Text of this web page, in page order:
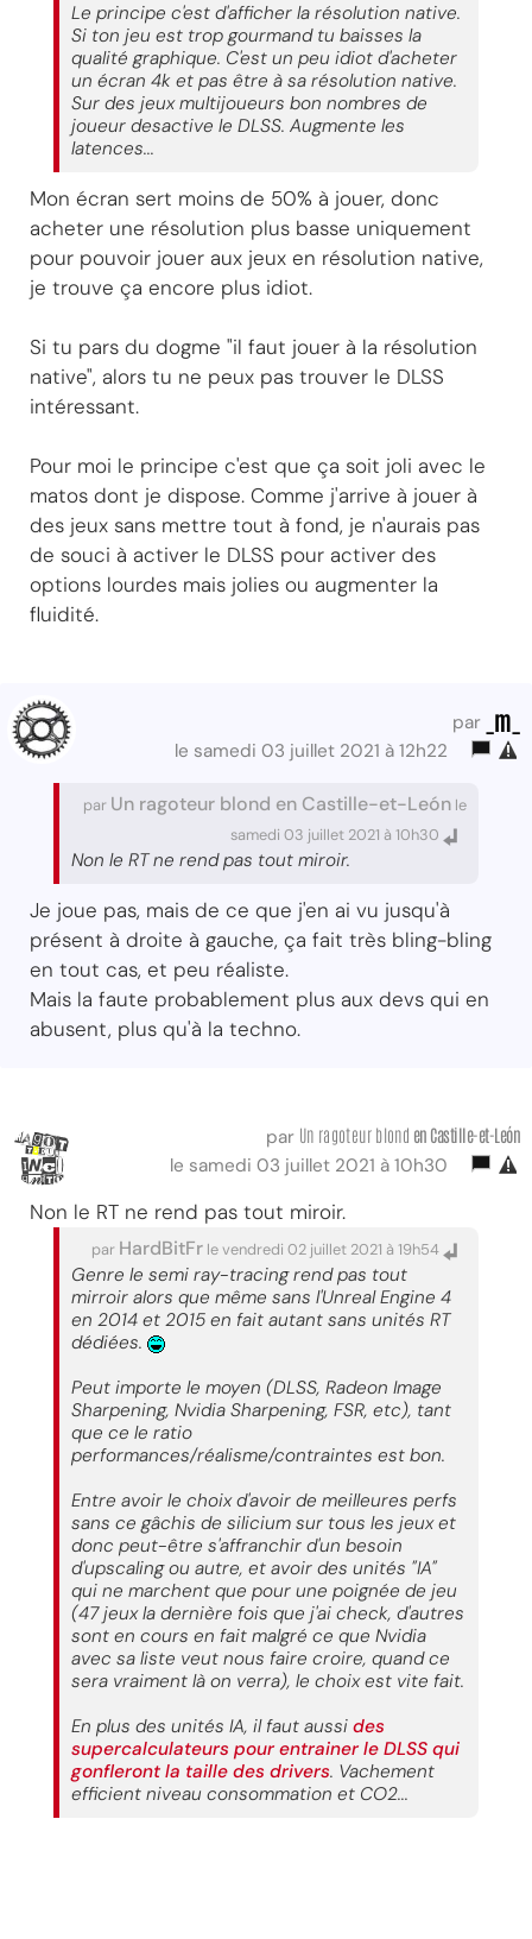
Le principe c'est d'afficher la résolution native.
Si ton jeu est trop gourmand tu baisses la
qualité graphique. C'est un peu idiot d'acheter
un écran 4k et pas être à sa résolution native.
Sur des jeux multijoueurs bon nombres de
joueur desactive le DLSS. Augmente les
latences...
Mon écran sert moins de 50% à jouer, donc
acheter une résolution plus basse uniquement
pour pouvoir jouer aux jeux en résolution native,
je trouve ça encore plus idiot.
Si tu pars du dogme "il faut jouer à la résolution
native", alors tu ne peux pas trouver le DLSS
intéressant.
Pour moi le principe c'est que ça soit joli avec le
matos dont je dispose. Comme j'arrive à jouer à
des jeux sans mettre tout à fond, je n'aurais pas
de souci à activer le DLSS pour activer des
options lourdes mais jolies ou augmenter la
fluidité.
par _m_
le samedi 03 juillet 2021 à 12h22
par Un ragoteur blond en Castille-et-León le
samedi 03 juillet 2021 à 10h30
Non le RT ne rend pas tout miroir.
Je joue pas, mais de ce que j'en ai vu jusqu'à
présent à droite à gauche, ça fait très bling-bling
en tout cas, et peu réaliste.
Mais la faute probablement plus aux devs qui en
abusent, plus qu'à la techno.
par Un ragoteur blond en Castille-et-León
le samedi 03 juillet 2021 à 10h30
Non le RT ne rend pas tout miroir.
par HardBitFr le vendredi 02 juillet 2021 à 19h54
Genre le semi ray-tracing rend pas tout
mirroir alors que même sans l'Unreal Engine 4
en 2014 et 2015 en fait autant sans unités RT
dédiées.
Peut importe le moyen (DLSS, Radeon Image
Sharpening, Nvidia Sharpening, FSR, etc), tant
que ce le ratio
performances/réalisme/contraintes est bon.
Entre avoir le choix d'avoir de meilleures perfs
sans ce gâchis de silicium sur tous les jeux et
donc peut-être s'affranchir d'un besoin
d'upscaling ou autre, et avoir des unités "IA"
qui ne marchent que pour une poignée de jeu
(47 jeux la dernière fois que j'ai check, d'autres
sont en cours en fait malgré ce que Nvidia
avec sa liste veut nous faire croire, quand ce
sera vraiment là on verra), le choix est vite fait.
En plus des unités IA, il faut aussi des
supercalculateurs pour entrainer le DLSS qui
gonfleront la taille des drivers. Vachement
efficient niveau consommation et CO2...